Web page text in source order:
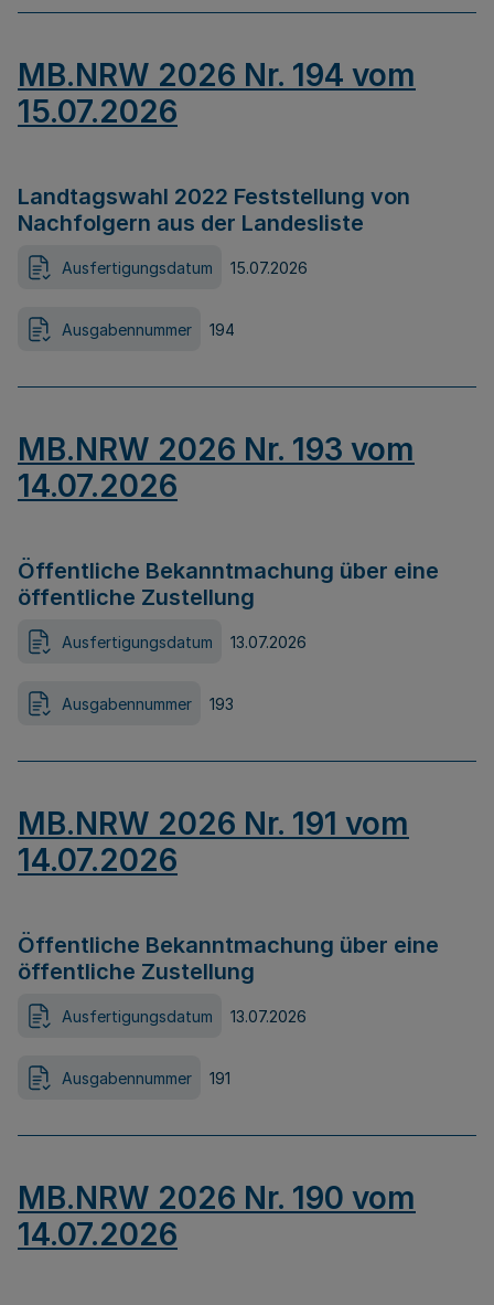
MB.NRW 2026 Nr. 194 vom
15.07.2026
Landtagswahl 2022 Feststellung von
Nachfolgern aus der Landesliste
Ausfertigungsdatum 15.07.2026
Ausgabennummer 194
MB.NRW 2026 Nr. 193 vom
14.07.2026
Öffentliche Bekanntmachung über eine
öffentliche Zustellung
Ausfertigungsdatum 13.07.2026
Ausgabennummer 193
MB.NRW 2026 Nr. 191 vom
14.07.2026
Öffentliche Bekanntmachung über eine
öffentliche Zustellung
Ausfertigungsdatum 13.07.2026
Ausgabennummer 191
MB.NRW 2026 Nr. 190 vom
14.07.2026